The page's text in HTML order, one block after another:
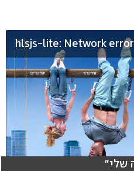
hlsjs-lite: Network error